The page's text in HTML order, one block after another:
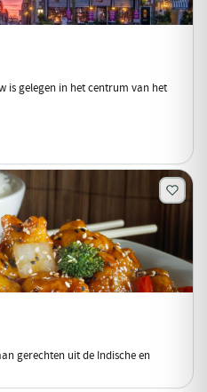
is gelegen in het centrum van het
gerechten uit de Indische en